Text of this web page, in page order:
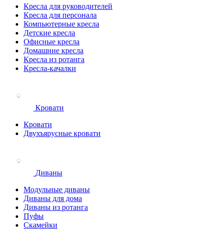
Кресла для руководителей
Кресла для персонала
Компьютерные кресла
Детские кресла
Офисные кресла
Домашние кресла
Кресла из ротанга
Кресла-качалки
Кровати
Кровати
Двухъярусные кровати
Диваны
Модульные диваны
Диваны для дома
Диваны из ротанга
Пуфы
Скамейки